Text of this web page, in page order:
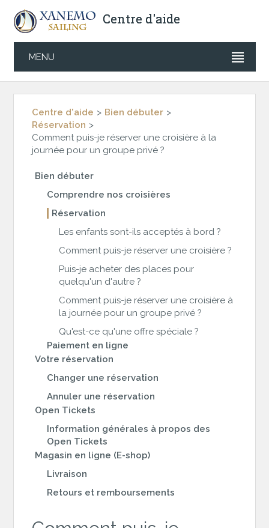
Centre d'aide
MENU
Centre d'aide
Bien débuter
Réservation
Comment puis-je réserver une croisière à la
journée pour un groupe privé ?
Bien débuter
Comprendre nos croisières
Réservation
Les enfants sont-ils acceptés à bord ?
Comment puis-je réserver une croisière ?
Puis-je acheter des places pour
quelqu'un d'autre ?
Comment puis-je réserver une croisière à
la journée pour un groupe privé ?
Qu'est-ce qu'une offre spéciale ?
Paiement en ligne
Votre réservation
Changer une réservation
Annuler une réservation
Open Tickets
Information générales à propos des
Open Tickets
Magasin en ligne (E-shop)
Livraison
Retours et remboursements